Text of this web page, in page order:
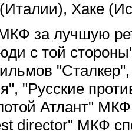
Хаке
за лучшую
с той
"Русские
Атлант"
director" МКФ